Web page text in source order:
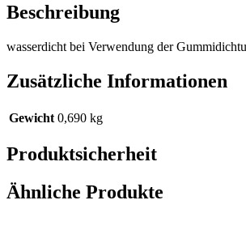
Beschreibung
wasserdicht bei Verwendung der
Zusätzliche Informationen
Gewicht 0,690 kg
Produktsicherheit
Ähnliche Produkte